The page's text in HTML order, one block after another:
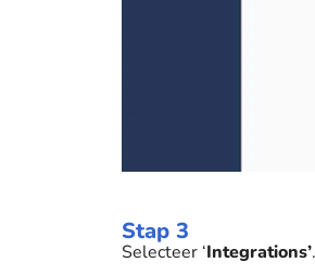
Stap 3
Selecteer ‘Integrations’.